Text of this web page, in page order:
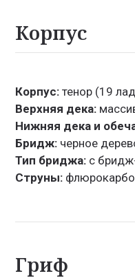
Корпус
Корпус: тенор (19
Верхняя дека:
Нижняя дека и
Бридж: черное
Тип бриджа: с
Струны:
Гриф